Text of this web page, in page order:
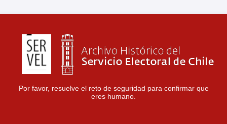
Por favor, resuelve el reto de seguridad para confirmar que
eres humano.